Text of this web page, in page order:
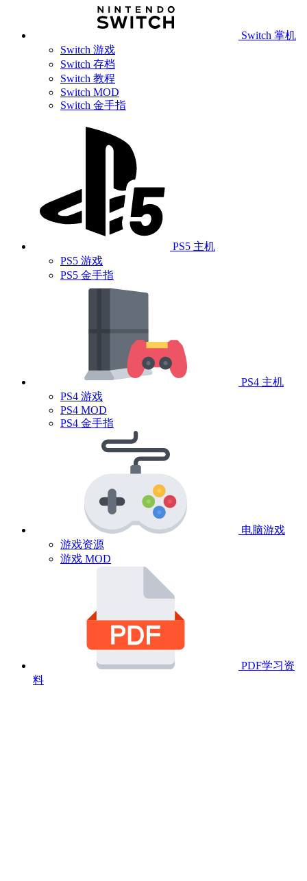
Switch 掌机
Switch 游戏
Switch 存档
Switch 教程
Switch MOD
Switch 金手指
PS5 主机
PS5 游戏
PS5 金手指
PS4 主机
PS4 游戏
PS4 MOD
PS4 金手指
电脑游戏
游戏资源
游戏 MOD
PDF学习资
料